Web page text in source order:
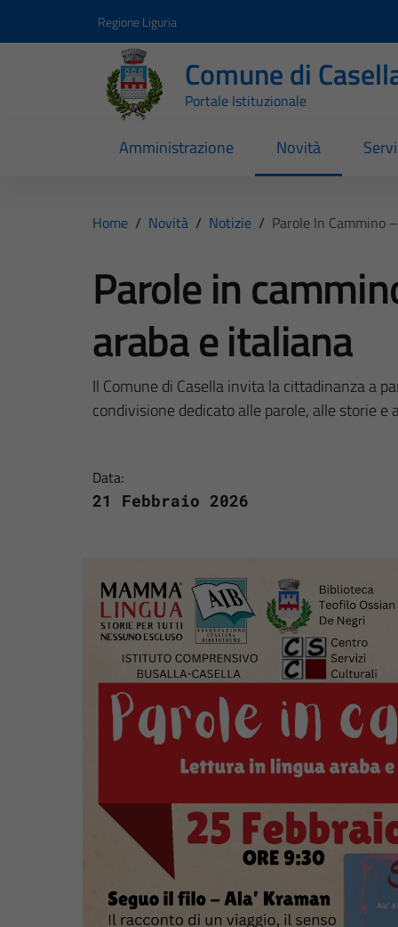
Regione Liguria
Comune di
Portale Istituzionale
Amministrazione Novità
Home / Novità / Notizie / Parole In Cammino
Parole in
araba e italiana
Il Comune di Casella invita la cittadinanza a
condivisione dedicato alle parole, alle storie e
Data:
21 Febbraio 2026